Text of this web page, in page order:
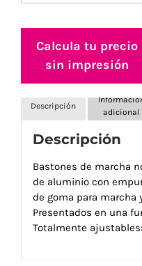
Calcula tu precio
sin impresión
Descripción
adicional
Descripción
Bastones de marcha
de aluminio con
de goma para marcha
Presentados en una
Totalmente